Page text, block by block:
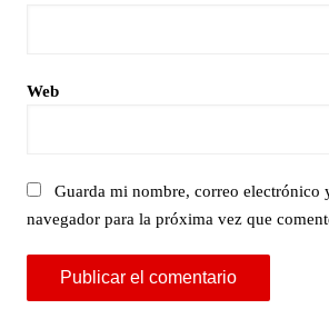
Web
Guarda mi nombre, correo electrónico
navegador para la próxima vez que